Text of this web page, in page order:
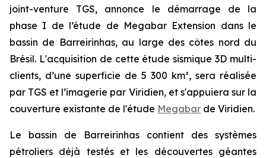
joint-venture TGS, annonce le démarrage de la
phase I de l’étude de Megabar Extension dans le
bassin de Barreirinhas, au large des côtes nord du
Brésil. L'acquisition de cette étude sismique 3D multi-
clients, d’une superficie de 5 300 km², sera réalisée
par TGS et l’imagerie par Viridien, et s'appuiera sur la
couverture existante de l'étude Megabar de Viridien.
Le bassin de Barreirinhas contient des systèmes
pétroliers déjà testés et les découvertes géantes